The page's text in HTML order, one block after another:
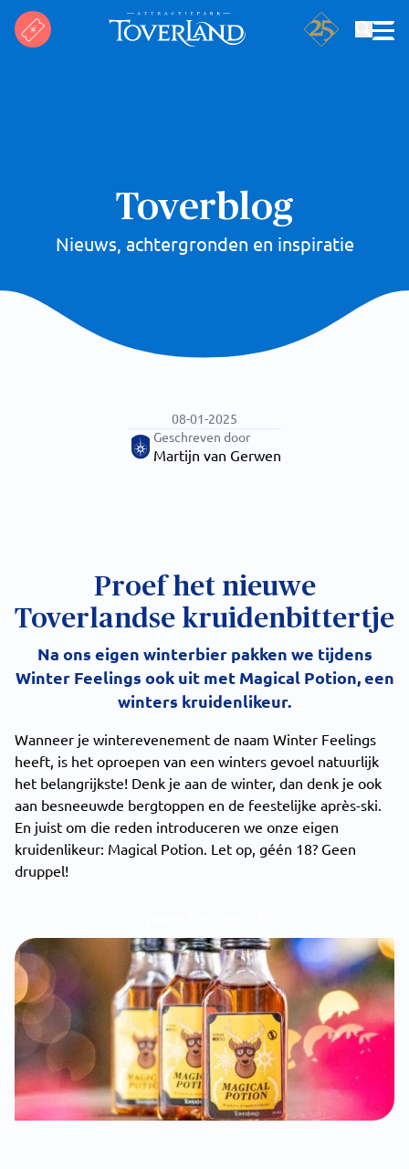
Toverblog
Nieuws, achtergronden en inspiratie
08-01-2025
Geschreven door
Martijn van Gerwen
Proef het nieuwe
Toverlandse kruidenbittertje
Na ons eigen winterbier pakken we tijdens
Winter Feelings ook uit met Magical Potion, een
winters kruidenlikeur.
Wanneer je winterevenement de naam Winter Feelings
heeft, is het oproepen van een winters gevoel natuurlijk
het belangrijkste! Denk je aan de winter, dan denk je ook
aan besneeuwde bergtoppen en de feestelijke après-ski.
En juist om die reden introduceren we onze eigen
kruidenlikeur: Magical Potion. Let op, géén 18? Geen
druppel!